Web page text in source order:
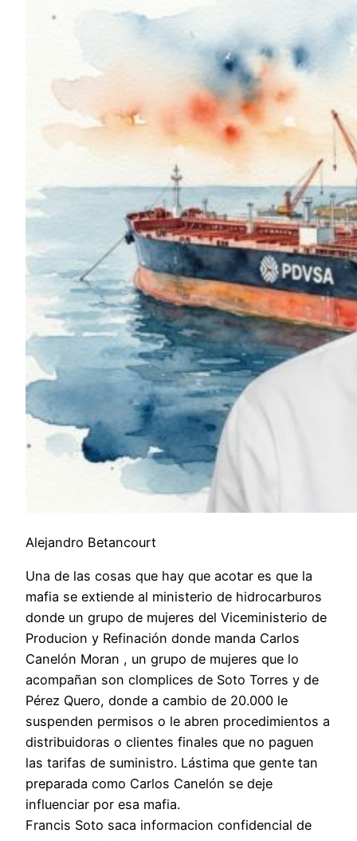
Alejandro Betancourt
Una de las cosas que hay que acotar es que la
mafia se extiende al ministerio de hidrocarburos
donde un grupo de mujeres del Viceministerio de
Producion y Refinación donde manda Carlos
Canelón Moran , un grupo de mujeres que lo
acompañan son clomplices de Soto Torres y de
Pérez Quero, donde a cambio de 20.000 le
suspenden permisos o le abren procedimientos a
distribuidoras o clientes finales que no paguen
las tarifas de suministro. Lástima que gente tan
preparada como Carlos Canelón se deje
influenciar por esa mafia.
Francis Soto saca informacion confidencial de